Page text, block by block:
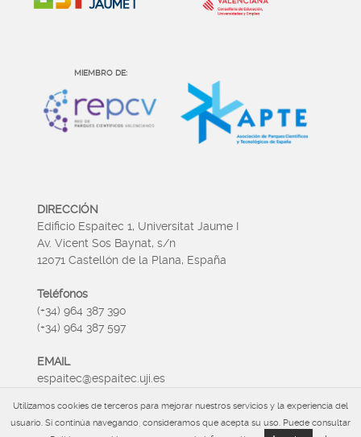
MIEMBRO DE:
DIRECCIÓN
Edificio Espaitec 1, Universitat Jaume I
Av. Vicent Sos Baynat, s/n
12071 Castellón de la Plana, España
Teléfonos
(+34) 964 387 390
(+34) 964 387 597
EMAIL
espaitec@espaitec.uji.es
HORARIO
Lunes a Viernes 09:00 – 15.00
Utilizamos cookies de terceros para mejorar nuestros servicios y la experiencia del
usuario. Si continúa navegando, consideramos que acepta su uso. Puede consultar